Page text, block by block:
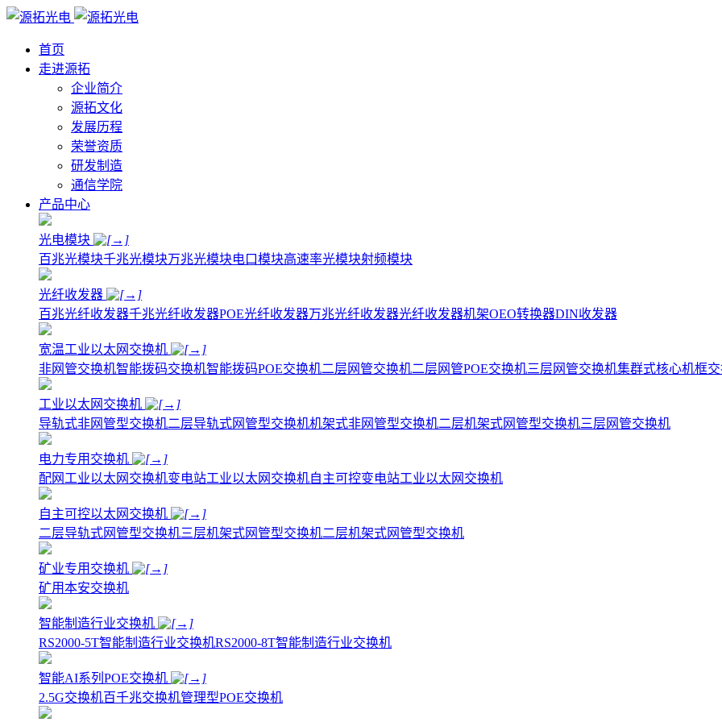
首页
走进源拓
企业简介
源拓文化
发展历程
荣誉资质
研发制造
通信学院
产品中心
光电模块
百兆光模块千兆光模块万兆光模块电口模块高速率光模块射频模块
光纤收发器
百兆光纤收发器千兆光纤收发器POE光纤收发器万兆光纤收发器光纤收发器机架OEO转换器DIN收发器
宽温工业以太网交换机
非网管交换机智能拨码交换机智能拨码POE交换机二层网管交换机二层网管POE交换机三层网管交换机集群式核心机框
工业以太网交换机
导轨式非网管型交换机二层导轨式网管型交换机机架式非网管型交换机二层机架式网管型交换机三层网管交换机
电力专用交换机
配网工业以太网交换机变电站工业以太网交换机自主可控变电站工业以太网交换机
自主可控以太网交换机
二层导轨式网管型交换机三层机架式网管型交换机二层机架式网管型交换机
矿业专用交换机
矿用本安交换机
智能制造行业交换机
RS2000-5T智能制造行业交换机RS2000-8T智能制造行业交换机
智能AI系列POE交换机
2.5G交换机百千兆交换机管理型POE交换机